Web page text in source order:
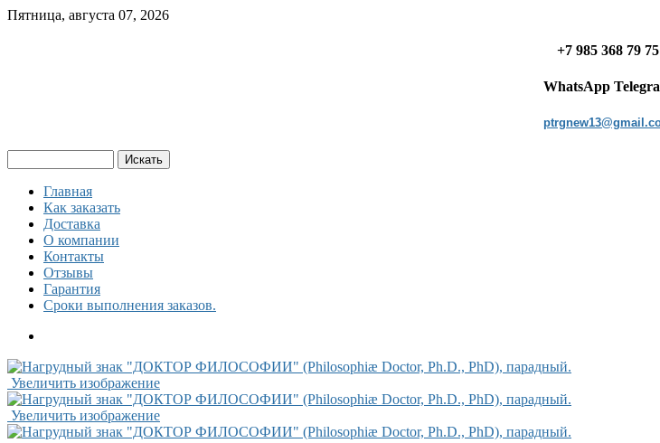
Пятница, августа 07, 2026
+7 985 368 79 75
WhatsApp
Главная
Как заказать
Доставка
О компании
Контакты
Отзывы
Гарантия
Сроки выполнения заказов.
Увеличить изображение
Увеличить изображение